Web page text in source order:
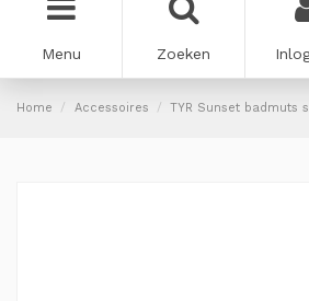
Menu Zoeken
Home Accessoires TYR Sunset badmuts